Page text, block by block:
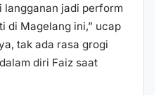
langganan jadi perform
di Magelang ini,” ucap
tak ada rasa grogi
diri Faiz saat